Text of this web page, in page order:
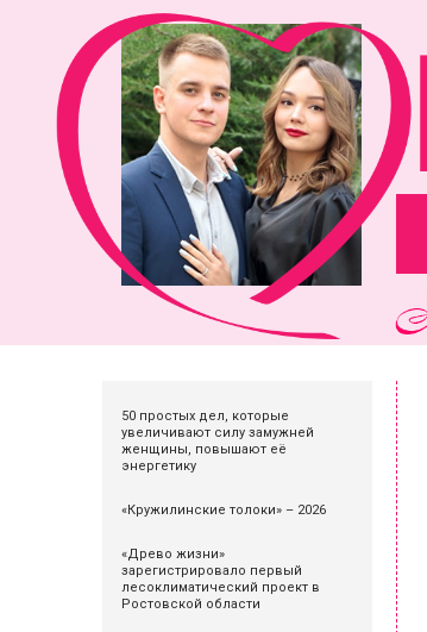
50 простых дел, которые
увеличивают силу замужней
женщины, повышают её
энергетику
«Кружилинские толоки» – 2026
«Древо жизни»
зарегистрировало первый
лесоклиматический проект в
Ростовской области